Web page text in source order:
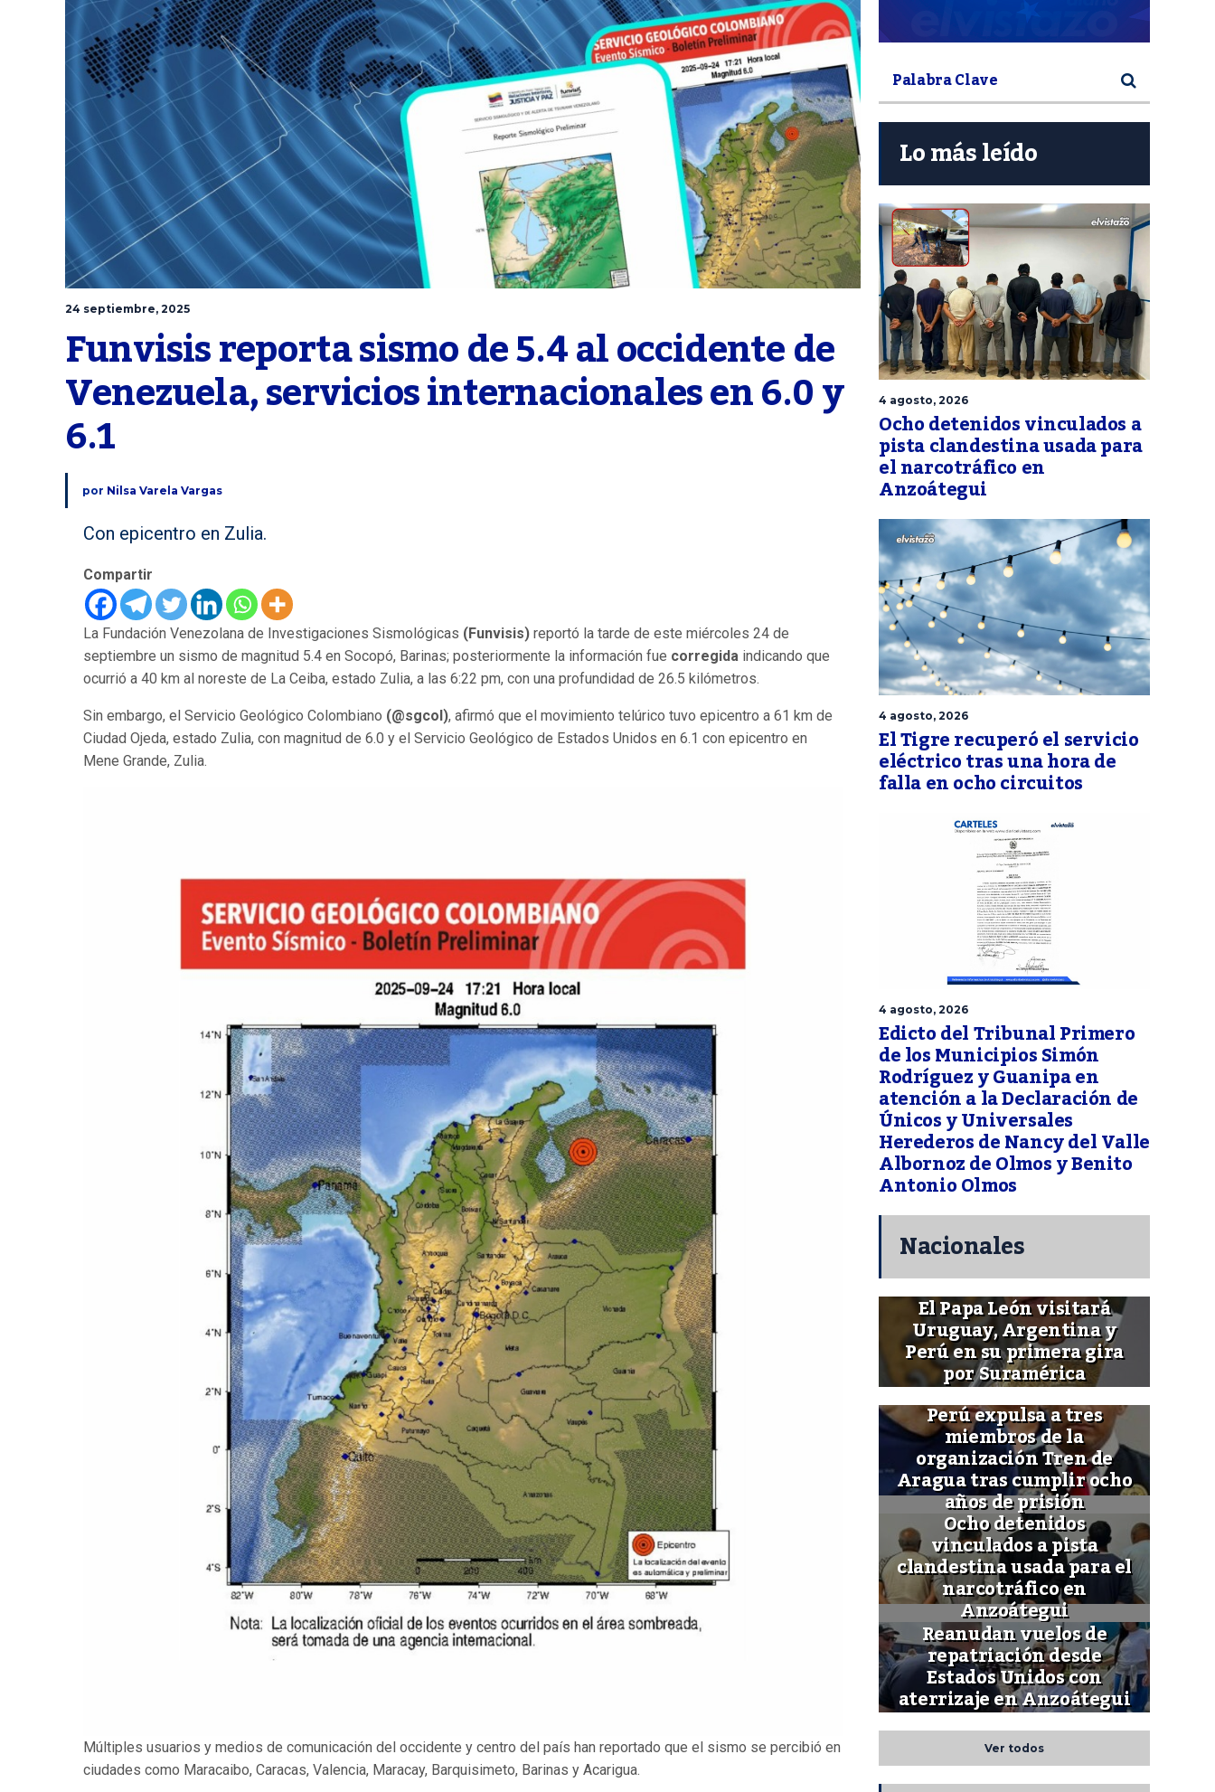
24 septiembre, 2025
Funvisis reporta sismo de 5.4 al occidente de
Venezuela, servicios internacionales en 6.0 y
6.1
por Nilsa Varela Vargas
Con epicentro en Zulia.
Compartir
La Fundación Venezolana de Investigaciones Sismológicas (Funvisis) reportó la tarde de este miércoles 24 de
septiembre un sismo de magnitud 5.4 en Socopó, Barinas; posteriormente la información fue corregida indicando que
ocurrió a 40 km al noreste de La Ceiba, estado Zulia, a las 6:22 pm, con una profundidad de 26.5 kilómetros.
Sin embargo, el Servicio Geológico Colombiano (@sgcol), afirmó que el movimiento telúrico tuvo epicentro a 61 km de
Ciudad Ojeda, estado Zulia, con magnitud de 6.0 y el Servicio Geológico de Estados Unidos en 6.1 con epicentro en
Mene Grande, Zulia.
Múltiples usuarios y medios de comunicación del occidente y centro del país han reportado que el sismo se percibió en
ciudades como Maracaibo, Caracas, Valencia, Maracay, Barquisimeto, Barinas y Acarigua.
Lo más leído
4 agosto, 2026
Ocho detenidos vinculados a
pista clandestina usada para
el narcotráfico en
Anzoátegui
4 agosto, 2026
El Tigre recuperó el servicio
eléctrico tras una hora de
falla en ocho circuitos
4 agosto, 2026
Edicto del Tribunal Primero
de los Municipios Simón
Rodríguez y Guanipa en
atención a la Declaración de
Únicos y Universales
Herederos de Nancy del Valle
Albornoz de Olmos y Benito
Antonio Olmos
Nacionales
El Papa León visitará
Uruguay, Argentina y
Perú en su primera gira
por Suramérica
Perú expulsa a tres
miembros de la
organización Tren de
Aragua tras cumplir ocho
años de prisión
Ocho detenidos
vinculados a pista
clandestina usada para el
narcotráfico en
Anzoátegui
Reanudan vuelos de
repatriación desde
Estados Unidos con
aterrizaje en Anzoátegui
Ver todos